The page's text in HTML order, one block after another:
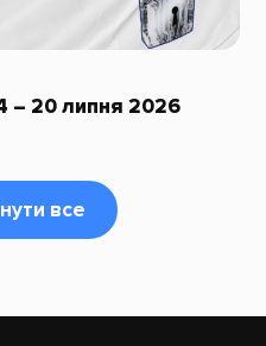
– 20 липня 2026
все